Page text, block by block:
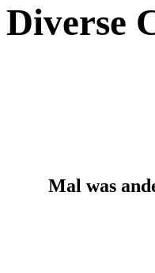
Diverse
Mal was